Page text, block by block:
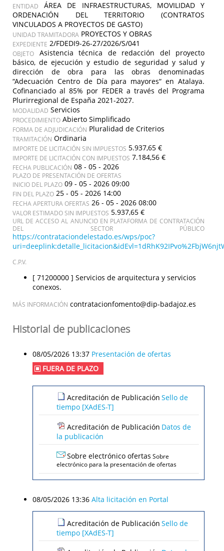
ENTIDAD
ÁREA DE INFRAESTRUCTURAS, MOVILIDAD Y
ORDENACIÓN DEL TERRITORIO (CONTRATOS
VINCULADOS A PROYECTOS DE GASTO)
UNIDAD TRAMITADORA PROYECTOS Y OBRAS
EXPEDIENTE 2/FDEDI9-26-27/2026/S/041
OBJETO
Asistencia técnica de redacción del proyecto
básico, de ejecución y estudio de seguridad y salud y
dirección de obra para las obras denominadas
“Adecuación Centro de Día para mayores“ en Atalaya.
Cofinanciado al 85% por FEDER a través del Programa
Plurirregional de España 2021-2027.
MODALIDAD Servicios
PROCEDIMIENTO Abierto Simplificado
FORMA DE ADJUDICACIÓN Pluralidad de Criterios
TRAMITACIÓN Ordinaria
IMPORTE DE LICITACIÓN SIN IMPUESTOS 5.937,65 €
IMPORTE DE LICITACIÓN CON IMPUESTOS 7.184,56 €
FECHA PUBLICACIÓN 08 - 05 - 2026
PLAZO DE PRESENTACIÓN DE OFERTAS
INICIO DEL PLAZO 09 - 05 - 2026 09:00
FIN DEL PLAZO 25 - 05 - 2026 14:00
FECHA APERTURA OFERTAS 26 - 05 - 2026 08:00
VALOR ESTIMADO SIN IMPUESTOS 5.937,65 €
URL DE ACCESO AL ANUNCIO EN PLATAFORMA DE CONTRATACIÓN
DEL SECTOR PÚBLICO
https://contrataciondelestado.es/wps/poc?
C.P.V.
[ 71200000 ] Servicios de arquitectura y servicios
conexos.
MÁS INFORMACIÓN contratacionfomento@dip-badajoz.es
Historial de publicaciones
08/05/2026 13:37 Presentación de ofertas
FUERA DE PLAZO
Acreditación de Publicación Sello de
tiempo [XAdES-T]
Acreditación de Publicación Datos de
la publicación
Sobre electrónico ofertas Sobre
electrónico para la presentación de ofertas
08/05/2026 13:36 Alta licitación en Portal
Acreditación de Publicación Sello de
tiempo [XAdES-T]